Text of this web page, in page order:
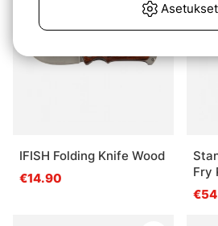
IFISH Folding Knife Wood
€14.90
Fry
Asetukset